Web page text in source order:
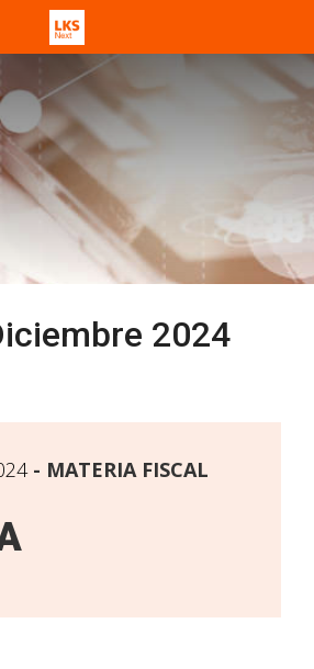
2024
MATERIA FISCAL